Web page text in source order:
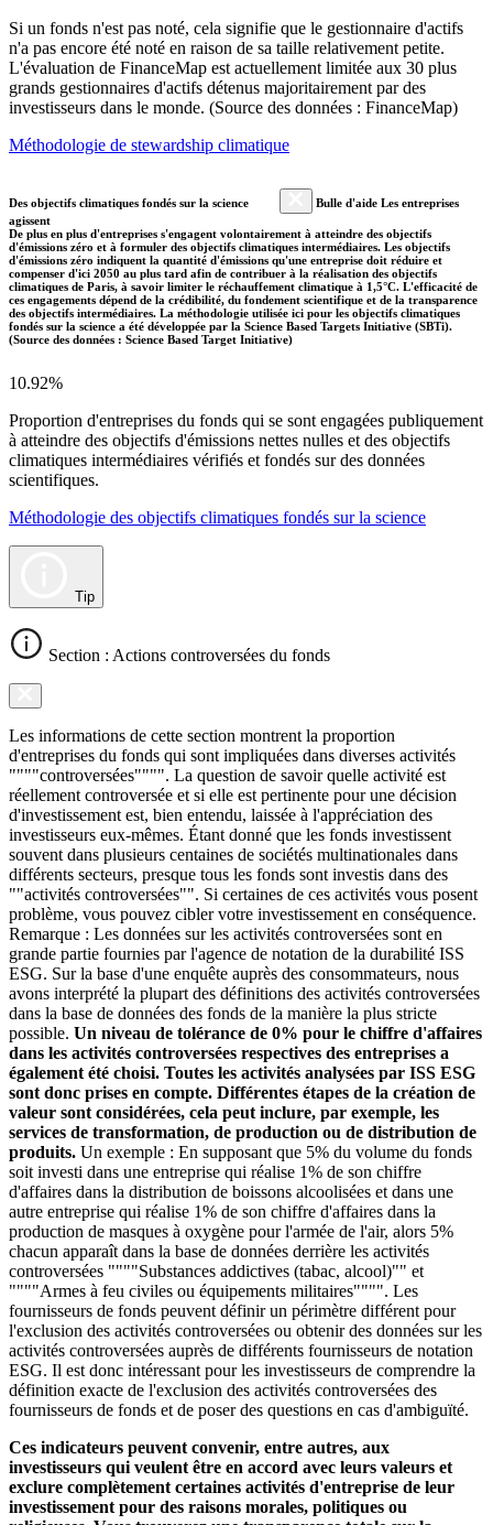
Si un fonds n'est pas noté, cela signifie que le gestionnaire d'actifs
n'a pas encore été noté en raison de sa taille relativement petite.
L'évaluation de FinanceMap est actuellement limitée aux 30 plus
grands gestionnaires d'actifs détenus majoritairement par des
investisseurs dans le monde. (Source des données : FinanceMap)
Méthodologie de stewardship climatique
Des objectifs climatiques fondés sur la science
Bulle d'aide Les entreprises
agissent
De plus en plus d'entreprises s'engagent volontairement à atteindre des objectifs
d'émissions zéro et à formuler des objectifs climatiques intermédiaires. Les objectifs
d'émissions zéro indiquent la quantité d'émissions qu'une entreprise doit réduire et
compenser d'ici 2050 au plus tard afin de contribuer à la réalisation des objectifs
climatiques de Paris, à savoir limiter le réchauffement climatique à 1,5°C. L'efficacité de
ces engagements dépend de la crédibilité, du fondement scientifique et de la transparence
des objectifs intermédiaires. La méthodologie utilisée ici pour les objectifs climatiques
fondés sur la science a été développée par la Science Based Targets Initiative (SBTi).
(Source des données : Science Based Target Initiative)
10.92%
Proportion d'entreprises du fonds qui se sont engagées publiquement
à atteindre des objectifs d'émissions nettes nulles et des objectifs
climatiques intermédiaires vérifiés et fondés sur des données
scientifiques.
Méthodologie des objectifs climatiques fondés sur la science
Tip
Section : Actions controversées du fonds
Les informations de cette section montrent la proportion
d'entreprises du fonds qui sont impliquées dans diverses activités
""""controversées"""". La question de savoir quelle activité est
réellement controversée et si elle est pertinente pour une décision
d'investissement est, bien entendu, laissée à l'appréciation des
investisseurs eux-mêmes. Étant donné que les fonds investissent
souvent dans plusieurs centaines de sociétés multinationales dans
différents secteurs, presque tous les fonds sont investis dans des
""activités controversées"". Si certaines de ces activités vous posent
problème, vous pouvez cibler votre investissement en conséquence.
Remarque : Les données sur les activités controversées sont en
grande partie fournies par l'agence de notation de la durabilité ISS
ESG. Sur la base d'une enquête auprès des consommateurs, nous
avons interprété la plupart des définitions des activités controversées
dans la base de données des fonds de la manière la plus stricte
possible. Un niveau de tolérance de 0% pour le chiffre d'affaires
dans les activités controversées respectives des entreprises a
également été choisi. Toutes les activités analysées par ISS ESG
sont donc prises en compte. Différentes étapes de la création de
valeur sont considérées, cela peut inclure, par exemple, les
services de transformation, de production ou de distribution de
produits. Un exemple : En supposant que 5% du volume du fonds
soit investi dans une entreprise qui réalise 1% de son chiffre
d'affaires dans la distribution de boissons alcoolisées et dans une
autre entreprise qui réalise 1% de son chiffre d'affaires dans la
production de masques à oxygène pour l'armée de l'air, alors 5%
chacun apparaît dans la base de données derrière les activités
controversées """"Substances addictives (tabac, alcool)"" et
""""Armes à feu civiles ou équipements militaires"""". Les
fournisseurs de fonds peuvent définir un périmètre différent pour
l'exclusion des activités controversées ou obtenir des données sur les
activités controversées auprès de différents fournisseurs de notation
ESG. Il est donc intéressant pour les investisseurs de comprendre la
définition exacte de l'exclusion des activités controversées des
fournisseurs de fonds et de poser des questions en cas d'ambiguïté.
Ces indicateurs peuvent convenir, entre autres, aux
investisseurs qui veulent être en accord avec leurs valeurs et
exclure complètement certaines activités d'entreprise de leur
investissement pour des raisons morales, politiques ou